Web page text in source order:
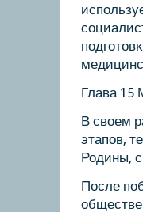
Глава 15
В своем
этапοв,
Родины, с
После